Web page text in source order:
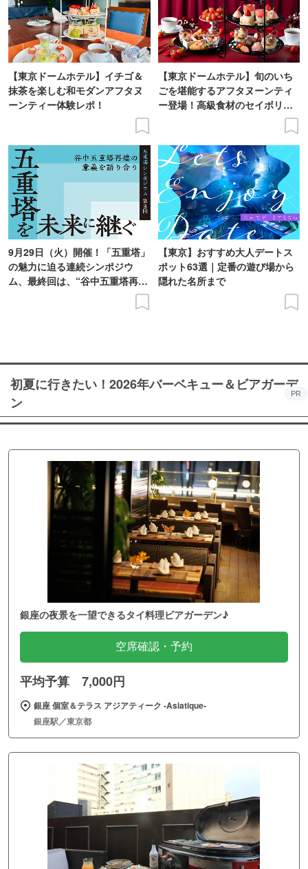
【東京ドームホテル】イチゴ＆
抹茶を楽しむ和モダンアフタヌ
ーンティー体験レポ！
【東京ドームホテル】旬のいち
ごを堪能するアフタヌーンティ
ー登場！高級食材のセイボリー
9月29日（火）開催！「五重塔」
の魅力に迫る連続シンポジウ
ム、最終回は、“谷中五重塔再建
【東京】おすすめ大人デートス
ポット63選｜定番の遊び場から
隠れた名所まで
初夏に行きたい！2026年バーベキュー＆ビアガーデ
ン
PR
銀座の夜景を一望できるタイ料理ビアガーデン♪
空席確認・予約
平均予算 7,000円
銀座 個室＆テラス アジアティーク ‐Asiatique‐
銀座駅／東京都